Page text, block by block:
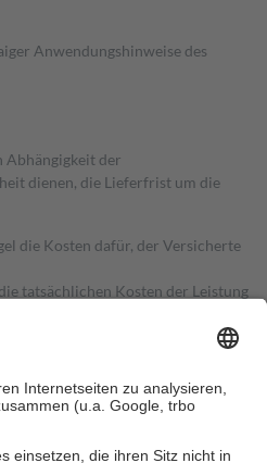
Anwendungshinweise des
Abhängigkeit der
dienen, die Lieferfrist um die
die Kosten dafür, der Versicherte
tatsächlichen Kosten der Leistung